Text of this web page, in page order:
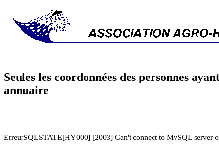
Seules les coordonnées des personnes
annuaire
ErreurSQLSTATE[HY000] [2003] Can't connect to MySQL server